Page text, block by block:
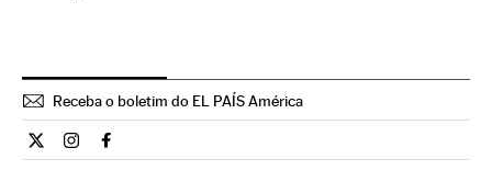
Receba o boletim do EL PAÍS América
Internacional El País Brasil en Twitter
Internacional El País Brasil en Instagram
Internacional El País Brasil en Facebook